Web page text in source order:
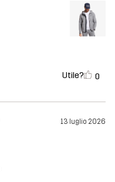
Utile? 0
13 luglio 2026